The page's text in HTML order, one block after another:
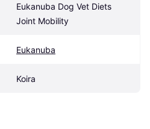
Eukanuba Dog Vet Diets
Joint Mobility
Eukanuba
Koira